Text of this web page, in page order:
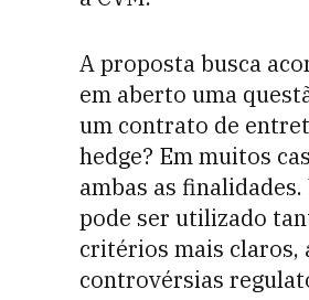
A proposta busca
em aberto uma
um contrato de
hedge? Em muitos
ambas as
pode ser utilizado
critérios mais claros,
controvérsias